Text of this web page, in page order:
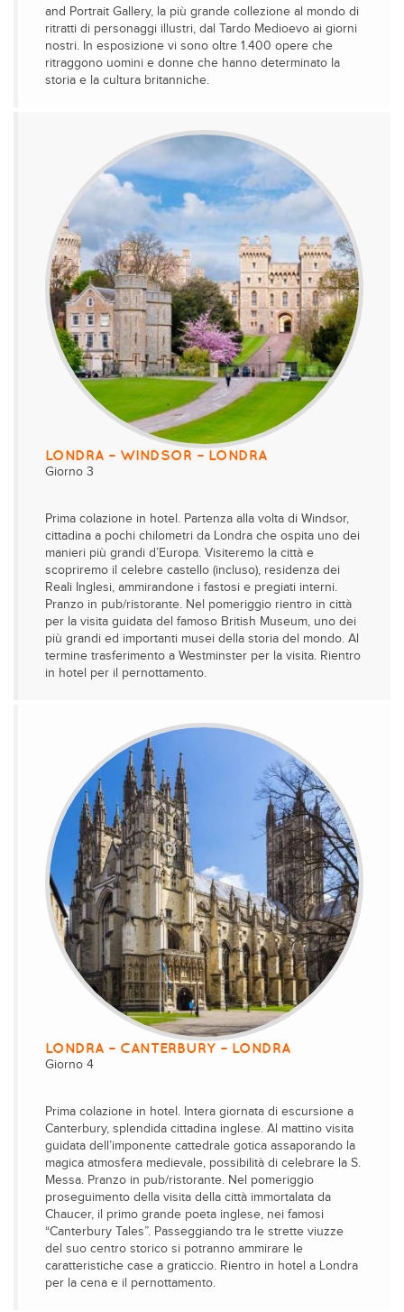
and Portrait Gallery, la più grande collezione al mondo di
ritratti di personaggi illustri, dal Tardo Medioevo ai giorni
nostri. In esposizione vi sono oltre 1.400 opere che
ritraggono uomini e donne che hanno determinato la
storia e la cultura britanniche.
LONDRA – WINDSOR – LONDRA
Giorno 3
Prima colazione in hotel. Partenza alla volta di Windsor,
cittadina a pochi chilometri da Londra che ospita uno dei
manieri più grandi d’Europa. Visiteremo la città e
scopriremo il celebre castello (incluso), residenza dei
Reali Inglesi, ammirandone i fastosi e pregiati interni.
Pranzo in pub/ristorante. Nel pomeriggio rientro in città
per la visita guidata del famoso British Museum, uno dei
più grandi ed importanti musei della storia del mondo. Al
termine trasferimento a Westminster per la visita. Rientro
in hotel per il pernottamento.
LONDRA – CANTERBURY – LONDRA
Giorno 4
Prima colazione in hotel. Intera giornata di escursione a
Canterbury, splendida cittadina inglese. Al mattino visita
guidata dell’imponente cattedrale gotica assaporando la
magica atmosfera medievale, possibilità di celebrare la S.
Messa. Pranzo in pub/ristorante. Nel pomeriggio
proseguimento della visita della città immortalata da
Chaucer, il primo grande poeta inglese, nei famosi
“Canterbury Tales”. Passeggiando tra le strette viuzze
del suo centro storico si potranno ammirare le
caratteristiche case a graticcio. Rientro in hotel a Londra
per la cena e il pernottamento.